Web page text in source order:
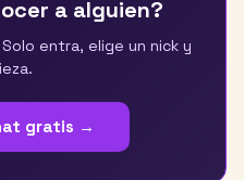
a alguien?
entra, elige un nick y
gratis →